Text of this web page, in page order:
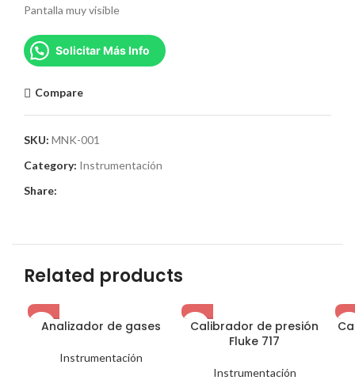
Pantalla muy visible
Solicitar Más Info
Compare
SKU: MNK-001
Category: Instrumentación
Share:
Related products
Analizador de gases
Instrumentación
Calibrador de presión
Fluke 717
Instrumentación